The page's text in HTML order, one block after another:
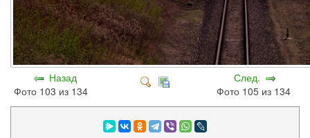
Назад
Фото 103 из 134
След.
Фото 105 из 134